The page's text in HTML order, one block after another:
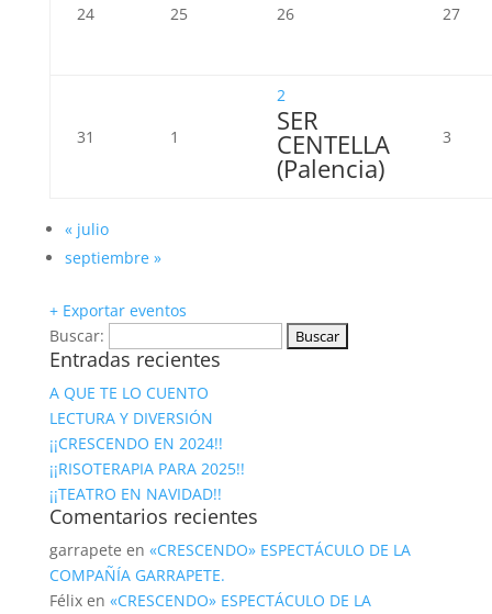
24 25 26 27
31 1
2
SER
CENTELLA
(Palencia)
3
«julio
septiembre »
+ Exportar eventos
Buscar:
Entradas recientes
A QUE TE LO CUENTO
LECTURA Y DIVERSIÓN
¡¡CRESCENDO EN 2024!!
¡¡RISOTERAPIA PARA 2025!!
¡¡TEATRO EN NAVIDAD!!
Comentarios recientes
garrapete en «CRESCENDO» ESPECTÁCULO DE LA
COMPAÑÍA GARRAPETE.
Félixen «CRESCENDO» ESPECTÁCULO DE LA